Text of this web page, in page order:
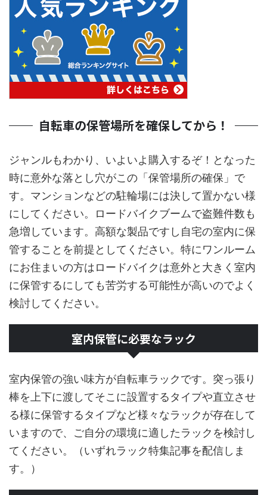
自転車の保管場所を確保してから！
ジャンルもわかり、いよいよ購入するぞ！となった
時に意外な落とし穴がこの「保管場所の確保」で
す。マンションなどの駐輪場には決して置かない様
にしてください。ロードバイクブームで盗難件数も
急増しています。高額な製品ですし自宅の室内に保
管することを前提としてください。特にワンルーム
にお住まいの方はロードバイクは意外と大きく室内
に保管するにしても苦労する可能性が高いのでよく
検討してください。
室内保管に必要なラック
室内保管の強い味方が自転車ラックです。突っ張り
棒を上下に渡してそこに設置するタイプや直立させ
る様に保管するタイプなど様々なラックが存在して
いますので、ご自分の環境に適したラックを検討し
てください。（いずれラック特集記事を配信しま
す。）